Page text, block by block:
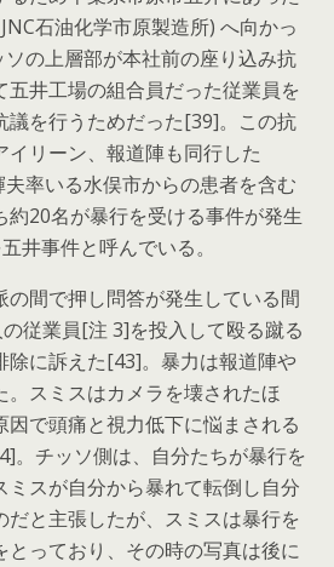
石油化学市原製造所) へ向かっ
の上層部が本社前の座り込み抗
井工場の組合員だった従業員を
議を行うためだった[39]。この抗
リーン、報道陣も同行した
率いる水俣市からの患者を含む
約20名が暴行を受ける事件が発生
井事件と呼んでいる。
の間で押し問答が発生している間
従業員[注 3]を投入して殴る蹴る
除に訴えた[43]。暴力は報道陣や
。スミスはカメラを壊されたほ
で頭痛と視力低下に悩まされる
。チッソ側は、自分たちが暴行を
ミスが自分から暴れて転倒し自分
だと主張したが、スミスは暴行を
とっており、その時の写真は後に